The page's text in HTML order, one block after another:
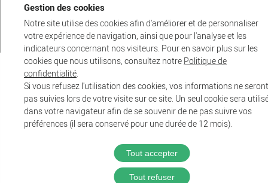
Gestion des cookies
Notre site utilise des cookies afin d'améliorer et de personnaliser
votre expérience de navigation, ainsi que pour l'analyse et les
indicateurs concernant nos visiteurs. Pour en savoir plus sur les
cookies que nous utilisons, consultez notre Politique de
confidentialité
Si vous refusez l'utilisation des cookies, vos informations ne seront
pas suivies lors de votre visite sur ce site. Un seul cookie sera
dans votre navigateur afin de se souvenir de ne pas suivre vos
préférences (il sera conservé pour une durée de 12 mois).
Tout accepter
Tout refuser
Mentions légales
CGU du wifi public
Accessibilité : Partiellement conforme